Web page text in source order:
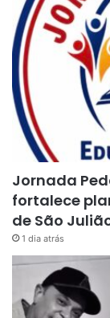
Jornada
fortalece
de São
1 dia atrás